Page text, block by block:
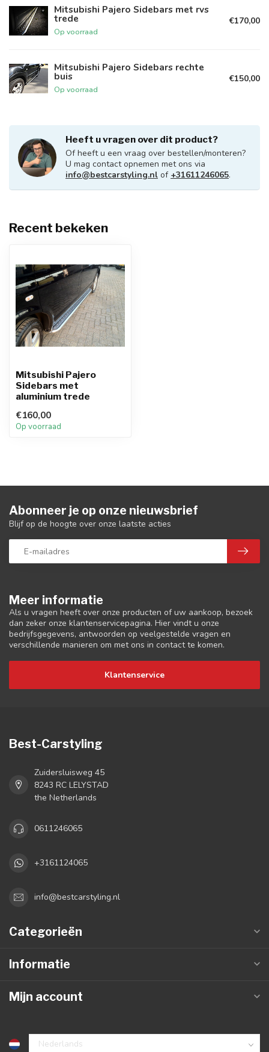
Mitsubishi Pajero Sidebars met rvs
trede
Op voorraad
€170,00
Mitsubishi Pajero Sidebars rechte
buis
Op voorraad
€150,00
Heeft u vragen over dit product?
Of heeft u een vraag over bestellen/monteren?
U mag contact opnemen met ons via
info@bestcarstyling.nl of +31611246065.
Recent bekeken
Mitsubishi Pajero
Sidebars met
aluminium trede
€160,00
Op voorraad
Meer informatie
Als u vragen heeft over onze producten of uw aankoop, bezoek
dan zeker onze klantenservicepagina. Hier vindt u onze
bedrijfsgegevens, antwoorden op veelgestelde vragen en
verschillende manieren om met ons in contact te komen.
Klantenservice
Abonneer je op onze nieuwsbrief
Blijf op de hoogte over onze laatste acties
Best-Carstyling
Zuidersluisweg 45
8243 RC LELYSTAD
the Netherlands
0611246065
+3161124065
info@bestcarstyling.nl
Categorieën
Informatie
Mijn account